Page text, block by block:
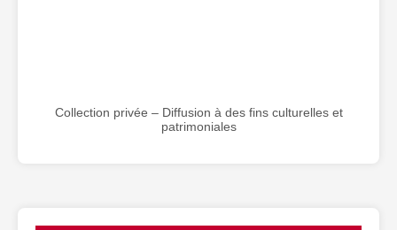
Collection privée – Diffusion à des fins culturelles et
patrimoniales